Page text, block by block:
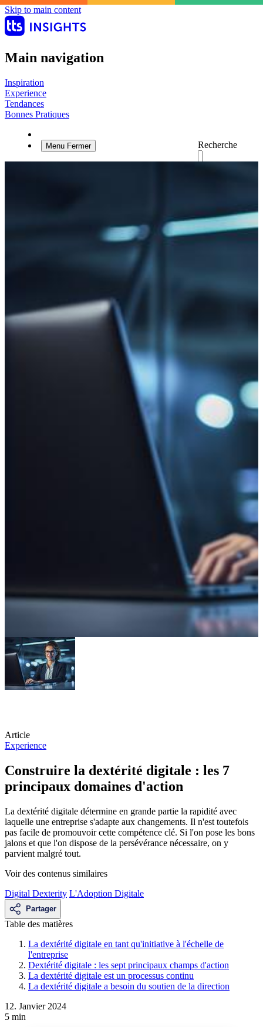
Skip to main content
Main navigation
Inspiration
Experience
Tendances
Bonnes Pratiques
Recherche
Menu Fermer
Article
Experience
Construire la dextérité digitale : les 7
principaux domaines d'action
La dextérité digitale détermine en grande partie la rapidité avec
laquelle une entreprise s'adapte aux changements. Il n'est toutefois
pas facile de promouvoir cette compétence clé. Si l'on pose les bons
jalons et que l'on dispose de la persévérance nécessaire, on y
parvient malgré tout.
Voir des contenus similaires
Digital Dexterity L'Adoption Digitale
Partager
Table des matières
La dextérité digitale en tant qu'initiative à l'échelle de
l'entreprise
Dextérité digitale : les sept principaux champs d'action
La dextérité digitale est un processus continu
La dextérité digitale a besoin du soutien de la direction
12. Janvier 2024
5 min